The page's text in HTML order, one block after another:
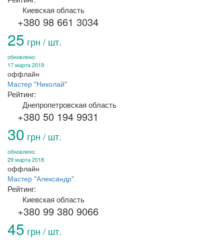
Киевская область
+380 98 661 3034
25 грн / шт.
обновлено:
17 марта 2019
оффлайн
Мастер "Николай"
Рейтинг:
Днепропетровская область
+380 50 194 9931
30 грн / шт.
обновлено:
29 марта 2018
оффлайн
Мастер "Александр"
Рейтинг:
Киевская область
+380 99 380 9066
45 грн / шт.